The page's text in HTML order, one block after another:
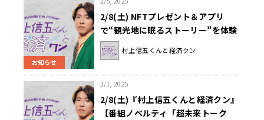
お知らせ
2/8(土) NFTプレゼント＆アプリ
で“観光地に眠るストーリー”を体験
しよう！『村上信五くんと経済ク
ン』
村上信五くんと経済クン
2/1, 2025
2/8(土)『村上信五くんと経済クン』
【番組ノベルティ「超未来トーク